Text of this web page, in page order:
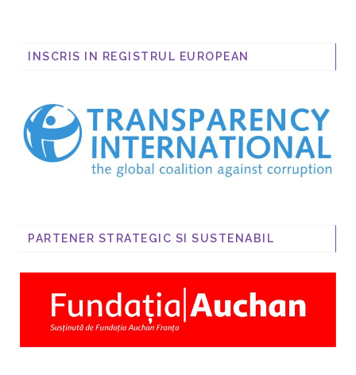
INSCRIS IN REGISTRUL EUROPEAN
PARTENER STRATEGIC SI SUSTENABIL